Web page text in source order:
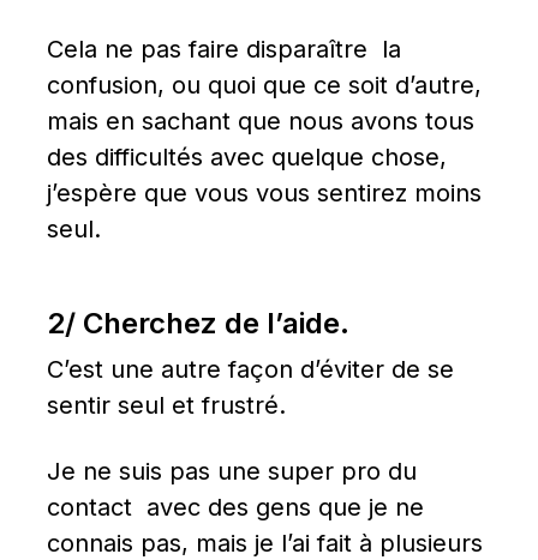
Cela ne pas faire disparaître  la
confusion, ou quoi que ce soit d’autre,
mais en sachant que nous avons tous
des difficultés avec quelque chose,
j’espère que vous vous sentirez moins
seul.
2/ Cherchez de l’aide.
C’est une autre façon d’éviter de se
sentir seul et frustré.
Je ne suis pas une super pro du
contact  avec des gens que je ne
connais pas, mais je l’ai fait à plusieurs